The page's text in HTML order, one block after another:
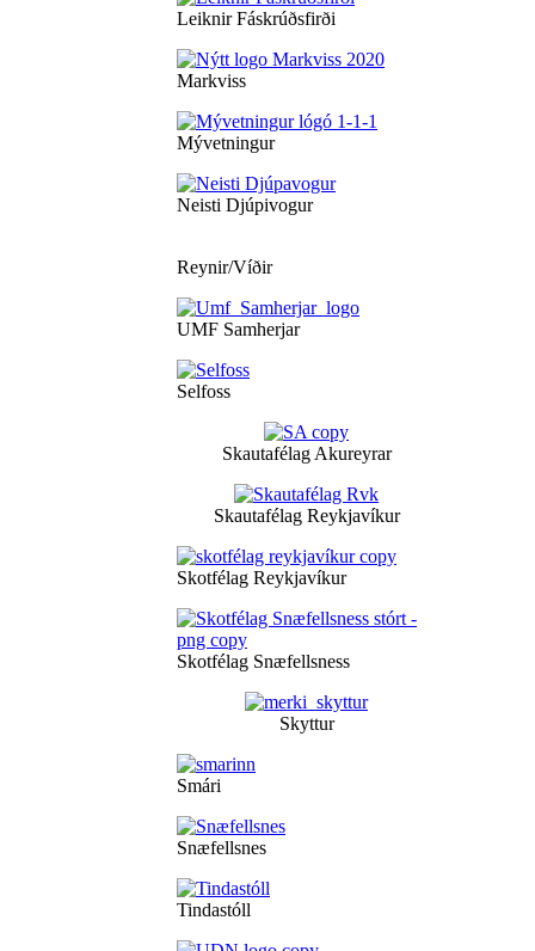
Leiknir Fáskrúðsfirði
Markviss
Mývetningur
Neisti Djúpivogur
Reynir/Víðir
UMF Samherjar
Selfoss
Skautafélag Akureyrar
Skautafélag Reykjavíkur
Skotfélag Reykjavíkur
Skotfélag Snæfellsness
Skyttur
Smári
Snæfellsnes
Tindastóll